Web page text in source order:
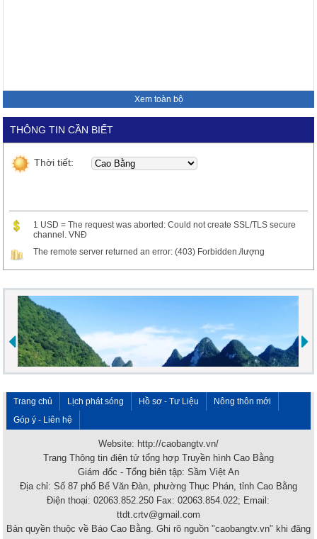
Xem toàn bộ
THÔNG TIN CẦN BIẾT
Thời tiết:
1 USD = The request was aborted: Could not create SSL/TLS secure
channel. VNĐ
The remote server returned an error: (403) Forbidden./lượng
Trang chủ Lịch phát sóng Hồ sơ - Tư Liệu
Nông thôn mới
Góp ý - Liên hệ
Website: http://caobangtv.vn/
Trang Thông tin điện tử tổng hợp Truyền hình Cao Bằng
Giám đốc - Tổng biên tập: Sầm Việt An
Địa chỉ: Số 87 phố Bế Văn Đàn, phường Thục Phán, tỉnh Cao Bằng
Điện thoại: 02063.852.250 Fax: 02063.854.022; Email:
ttdt.crtv@gmail.com
Bản quyền thuộc về Báo Cao Bằng. Ghi rõ nguồn "caobangtv.vn" khi đăng